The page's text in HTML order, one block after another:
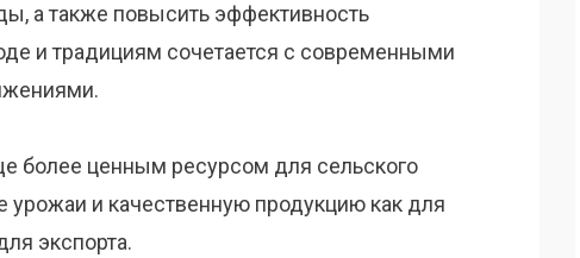
а также повысить эффективность
и традициям сочетается с современными
более ценным ресурсом для сельского
урожаи и качественную продукцию как для
экспорта.